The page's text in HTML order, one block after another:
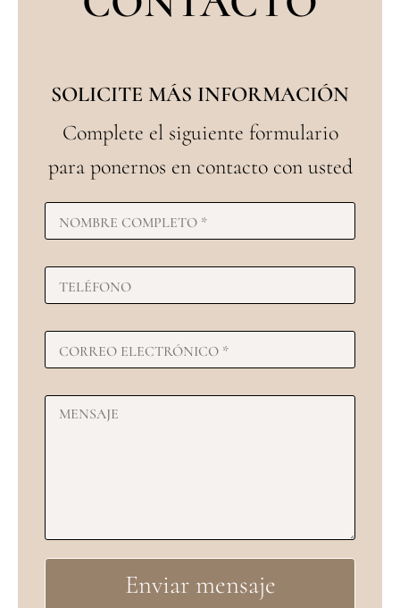
SOLICITE MÁS INFORMACIÓN
Complete el siguiente formulario
para ponernos en contacto con usted